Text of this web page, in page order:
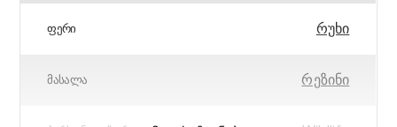
ᲤᲔᲠᲘ რუხი
ᲛᲐᲡᲐᲚᲐ რეზინი